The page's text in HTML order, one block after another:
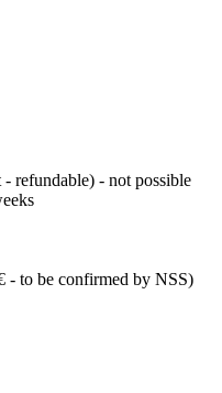
refundable) - not possible
- to be confirmed by NSS)